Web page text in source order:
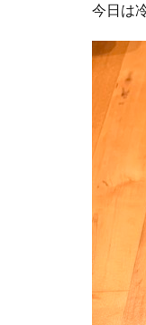
今日は